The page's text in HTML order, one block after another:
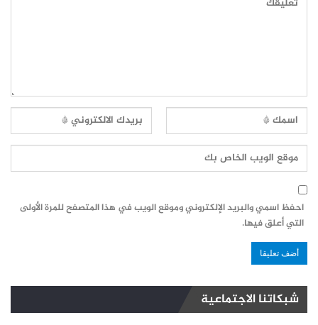
احفظ اسمي والبريد الإلكتروني وموقع الويب في هذا المتصفح للمرة الأولى
التي أعلق فيها.
شبكاتنا الاجتماعية